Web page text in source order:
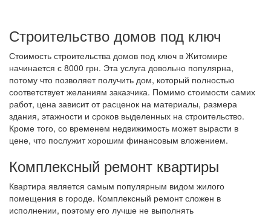
Строительство домов под ключ
Стоимость строительства домов под ключ в Житомире
начинается с 8000 грн. Эта услуга довольно популярна,
потому что позволяет получить дом, который полностью
соответствует желаниям заказчика. Помимо стоимости самих
работ, цена зависит от расценок на материалы, размера
здания, этажности и сроков выделенных на строительство.
Кроме того, со временем недвижимость может вырасти в
цене, что послужит хорошим финансовым вложением.
Комплексный ремонт квартиры
Квартира является самым популярным видом жилого
помещения в городе. Комплексный ремонт сложен в
исполнении, поэтому его лучше не выполнять